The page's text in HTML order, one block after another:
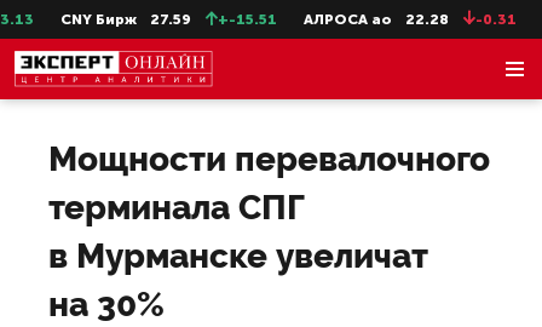
CNY Бирж 27.59 +-15.51 АЛРОСА ао 22.28 -0.31
Мощности перевалочного
терминала СПГ
в Мурманске увеличат
на 30%